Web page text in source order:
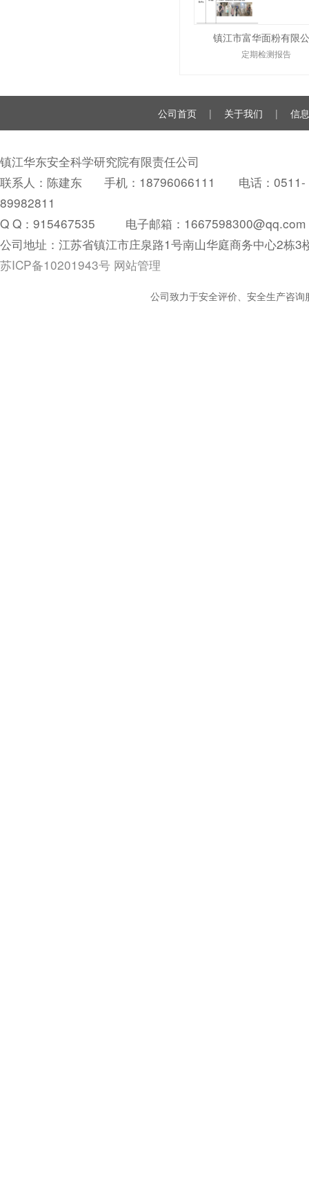
镇江市富华面粉有限
定期检测报告
公司首页 | 关于我们 | 信
镇江华东安全科学研究院有限责任公司
联系人：陈建东 手机：18796066111 电话：0511-
89982811
Q Q： 915467535 电子邮箱：1667598300@qq.com
公司地址：江苏省镇江市庄泉路1号南山华庭商务中心2栋3
苏ICP备10201943号 网站管理
公司致力于安全评价、安全生产咨